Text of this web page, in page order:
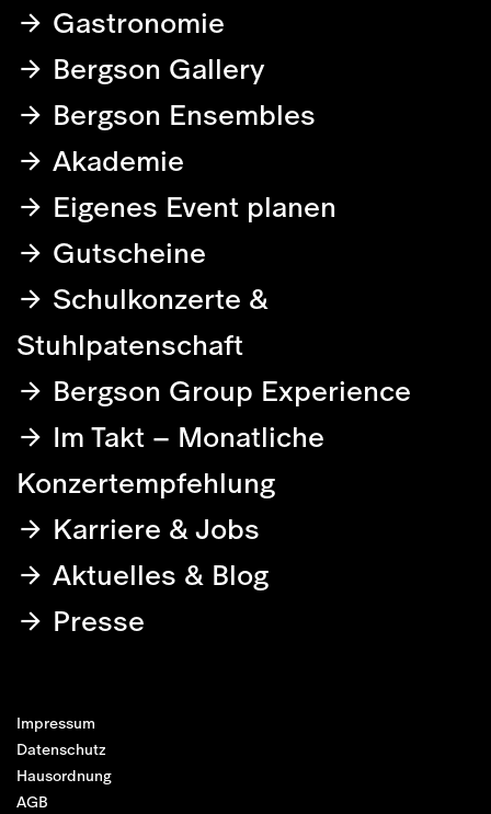
Gastronomie
Bergson Gallery
Bergson Ensembles
Akademie
Eigenes Event planen
Gutscheine
Schulkonzerte &
Stuhlpatenschaft
Bergson Group Experience
Im Takt – Monatliche
Konzertempfehlung
Karriere & Jobs
Aktuelles & Blog
Presse
Impressum
Datenschutz
Hausordnung
AGB